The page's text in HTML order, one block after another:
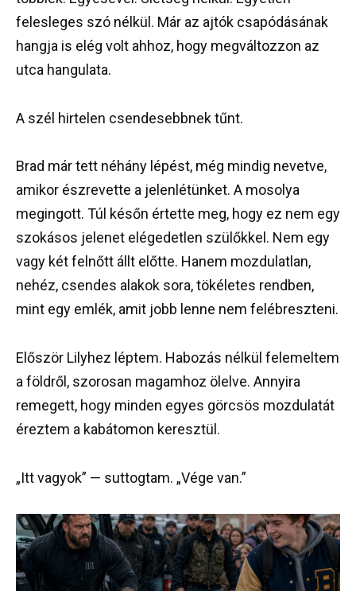
felesleges szó nélkül. Már az ajtók csapódásának
hangja is elég volt ahhoz, hogy megváltozzon az
utca hangulata.
A szél hirtelen csendesebbnek tűnt.
Brad már tett néhány lépést, még mindig nevetve,
amikor észrevette a jelenlétünket. A mosolya
megingott. Túl későn értette meg, hogy ez nem egy
szokásos jelenet elégedetlen szülőkkel. Nem egy
vagy két felnőtt állt előtte. Hanem mozdulatlan,
nehéz, csendes alakok sora, tökéletes rendben,
mint egy emlék, amit jobb lenne nem felébreszteni.
Először Lilyhez léptem. Habozás nélkül felemeltem
a földről, szorosan magamhoz ölelve. Annyira
remegett, hogy minden egyes görcsös mozdulatát
éreztem a kabátomon keresztül.
„Itt vagyok” — suttogtam. „Vége van.”